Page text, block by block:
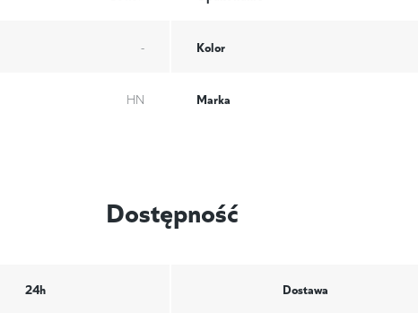
- Kolor
HN Marka
Dostępność
24h Dostawa